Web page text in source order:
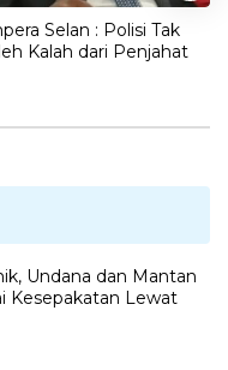
Selan : Polisi Tak
Kalah dari Penjahat
Undana dan Mantan
Kesepakatan Lewat